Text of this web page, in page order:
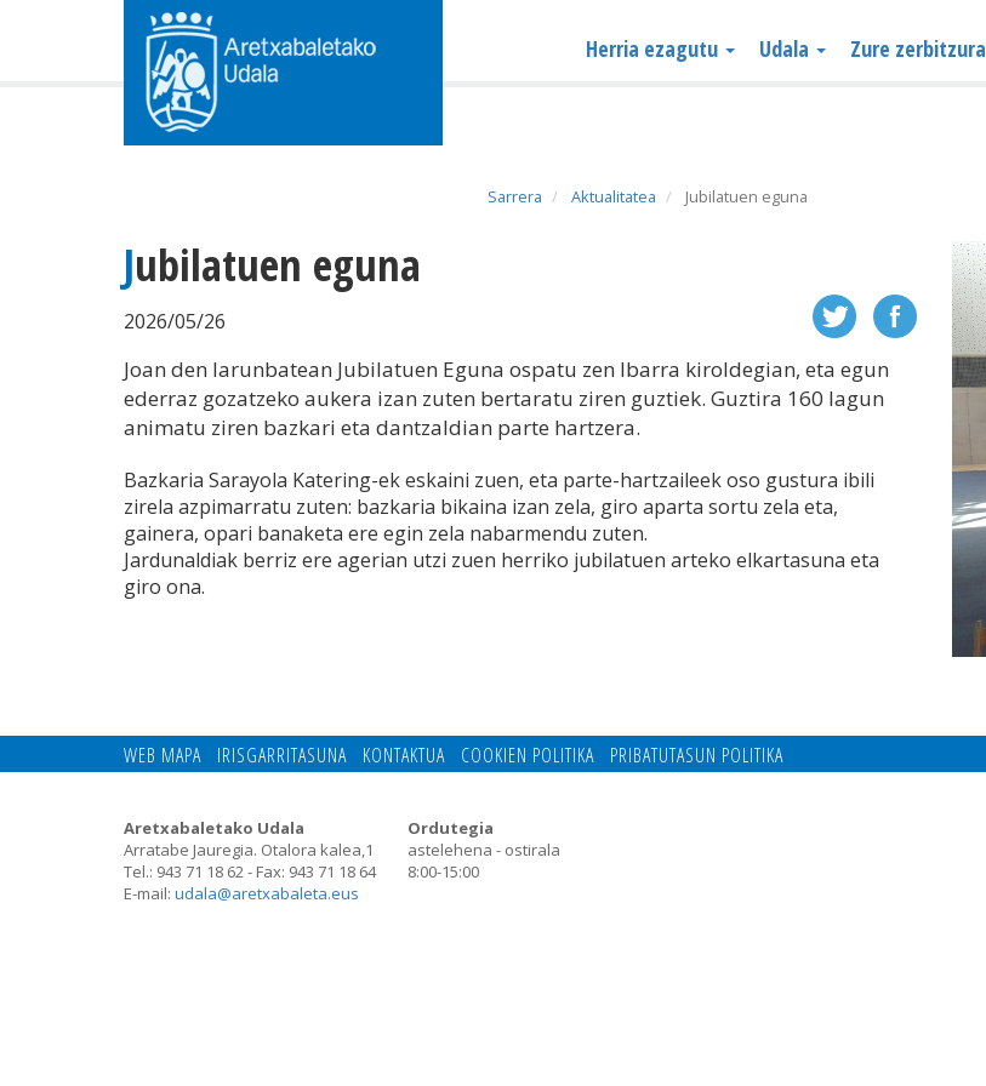
Herria ezagutu Udala Zure zerbitzura
Sarrera Aktualitatea Jubilatuen eguna
Jubilatuen eguna
2026/05/26
Joan den larunbatean Jubilatuen Eguna ospatu zen Ibarra kiroldegian, eta egun
ederraz gozatzeko aukera izan zuten bertaratu ziren guztiek. Guztira 160 lagun
animatu ziren bazkari eta dantzaldian parte hartzera.
Bazkaria Sarayola Katering-ek eskaini zuen, eta parte-hartzaileek oso gustura ibili
zirela azpimarratu zuten: bazkaria bikaina izan zela, giro aparta sortu zela eta,
gainera, opari banaketa ere egin zela nabarmendu zuten.
Jardunaldiak berriz ere agerian utzi zuen herriko jubilatuen arteko elkartasuna eta
giro ona.
WEB MAPA IRISGARRITASUNA KONTAKTUA COOKIEN POLITIKA PRIBATUTASUN POLITIKA
Aretxabaletako Udala
Arratabe Jauregia. Otalora kalea,1
Tel.: 943 71 18 62 - Fax: 943 71 18 64
E-mail: udala@aretxabaleta.eus
Ordutegia
astelehena - ostirala
8:00-15:00